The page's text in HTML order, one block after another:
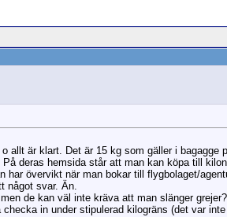
allt är klart. Det är 15 kg som gäller i
deras hemsida står att man kan köpa till
har övervikt när man bokar till flygbolaget/
något svar. Än.
de kan väl inte kräva att man slänger
in under stipulerad kilogräns (det var